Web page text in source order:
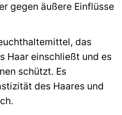
gegen äußere Einflüsse
das
Haar einschließt und es
schützt. Es
des Haares und